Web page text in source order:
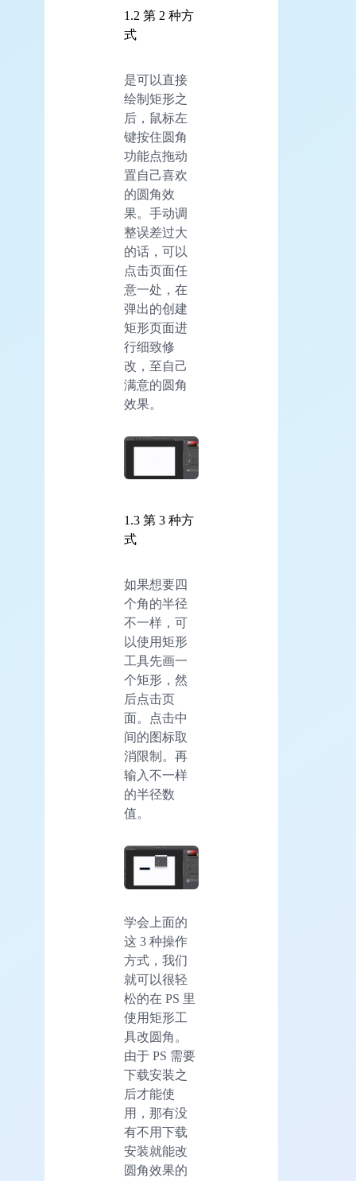
1.2 第 2 种方
式
是可以直接
绘制矩形之
后，鼠标左
键按住圆角
功能点拖动
置自己喜欢
的圆角效
果。手动调
整误差过大
的话，可以
点击页面任
意一处，在
弹出的创建
矩形页面进
行细致修
改，至自己
满意的圆角
效果。
1.3 第 3 种方
式
如果想要四
个角的半径
不一样，可
以使用矩形
工具先画一
个矩形，然
后点击页
面。点击中
间的图标取
消限制。再
输入不一样
的半径数
值。
学会上面的
这 3 种操作
方式，我们
就可以很轻
松的在 PS 里
使用矩形工
具改圆角。
由于 PS 需要
下载安装之
后才能使
用，那有没
有不用下载
安装就能改
圆角效果的